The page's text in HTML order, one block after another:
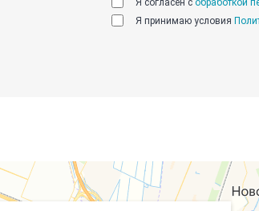
Я принимаю условия